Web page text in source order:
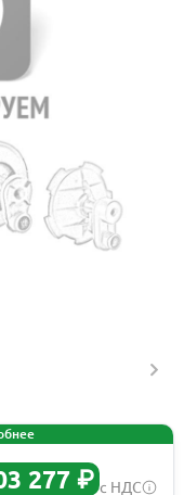
99757747
277 ₽ с НДС